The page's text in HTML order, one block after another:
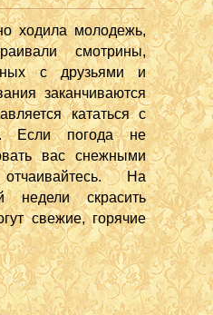
ходила молодежь,
смотрины,
с друзьями и
заканчиваются
кататься с
Если погода не
вас снежными
На
недели скрасить
свежие, горячие